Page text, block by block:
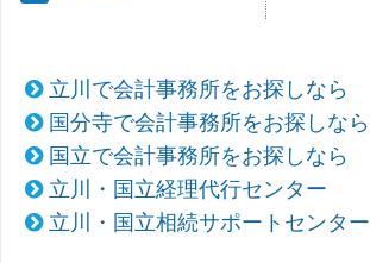
立川で会計事務所をお探しなら
国分寺で会計事務所をお探しなら
国立で会計事務所をお探しなら
立川・国立経理代行センター
立川・国立相続サポートセンター